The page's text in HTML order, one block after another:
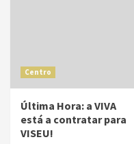
Centro
Última Hora: a VIVA
está a contratar para
VISEU!